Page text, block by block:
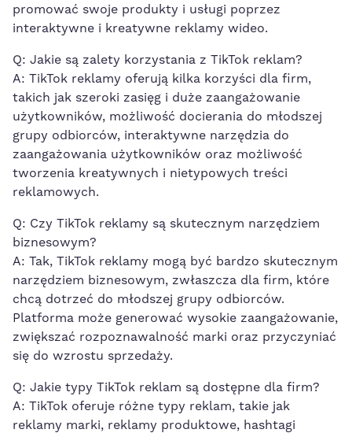
promować swoje⁣ produkty i usługi poprzez
interaktywne i ⁢kreatywne reklamy wideo.
Q: Jakie są zalety korzystania z TikTok reklam?
A: TikTok reklamy oferują ⁢kilka korzyści dla firm,
takich​ jak szeroki zasięg i duże zaangażowanie
użytkowników, możliwość‍ docierania do młodszej
grupy ‌odbiorców, interaktywne‍ narzędzia‌ do
zaangażowania użytkowników oraz możliwość
tworzenia kreatywnych ‍i ⁢nietypowych treści
reklamowych.
Q: Czy TikTok reklamy ‌są skutecznym narzędziem
‌biznesowym?
A: Tak, TikTok reklamy mogą być bardzo skutecznym
narzędziem biznesowym,⁤ zwłaszcza dla firm, które⁣
chcą dotrzeć do młodszej grupy odbiorców.
Platforma może generować ⁣wysokie ​zaangażowanie,
zwiększać rozpoznawalność marki oraz ‌przyczyniać
się do wzrostu sprzedaży.
Q: Jakie typy TikTok reklam są dostępne dla firm?
A: TikTok oferuje różne typy reklam, takie jak
reklamy marki, reklamy produktowe, hashtagi